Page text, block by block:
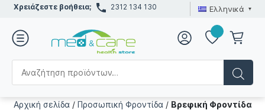
Χρειάζεστε βοήθεια; 2312 134 130 Ελληνικά
Αρχική σελίδα /Προσωπική Φροντίδα / Βρεφική Φροντίδα